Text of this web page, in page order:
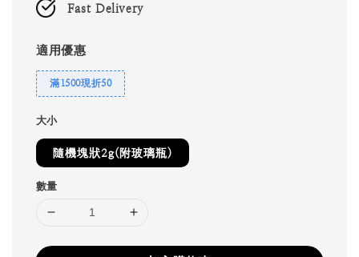
Fast Delivery
適用優惠
滿1500現折50
大小
隨機塊狀2g(附玻璃瓶)
數量